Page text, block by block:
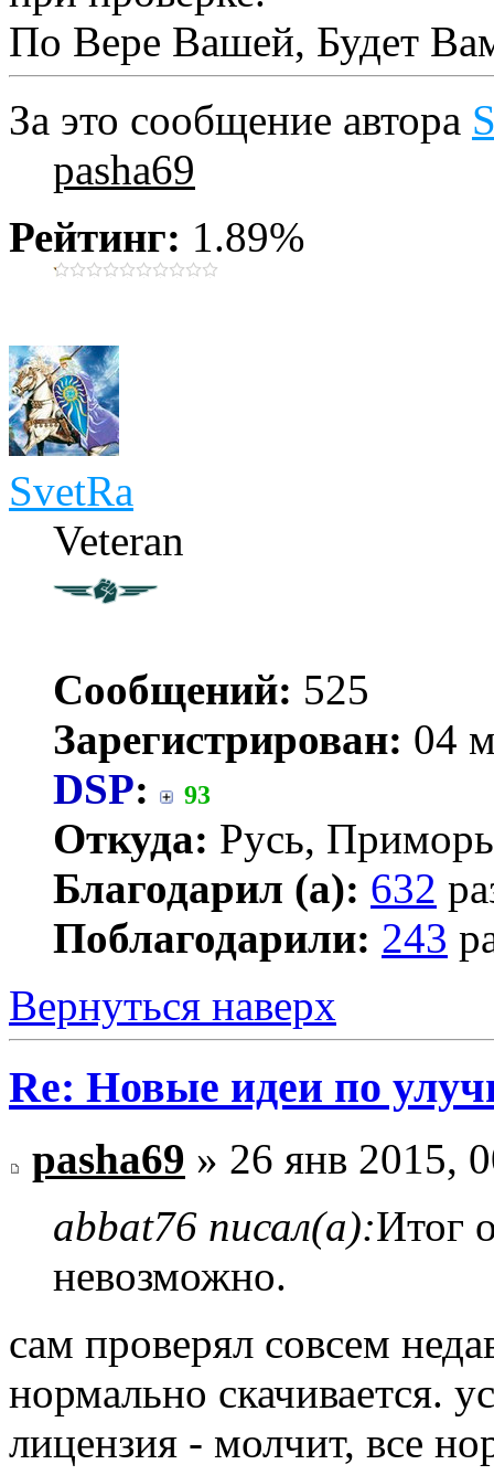
По Вере Вашей, Будет
За это сообщение автора
pasha69
Рейтинг: 1.89%
SvetRa
Veteran
Сообщений: 525
Зарегистрирован: 04
DSP: 93
Откуда: Русь,
Благодарил (а): 632
Поблагодарили: 243
Вернуться наверх
Re: Новые идеи по
pasha69 » 26 янв 2015,
abbat76 писал(а):Итог
невозможно.
сам проверял совсем
нормально скачивается.
лицензия - молчит, все